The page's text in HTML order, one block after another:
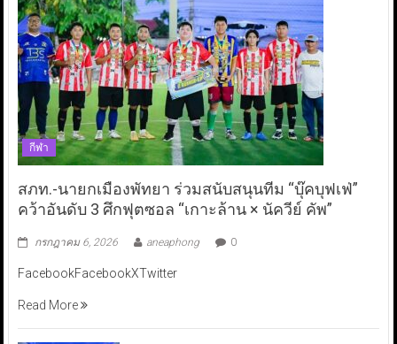
กีฬา
สภท.-นายกเมืองพัทยา ร่วมสนับสนุนทีม “บุ๊คบุฟเฟ่”
คว้าอันดับ 3 ศึกฟุตซอล “เกาะล้าน × นัควีย์ คัพ”
กรกฎาคม 6, 2026 aneaphong 0
FacebookFacebookXTwitter
Read More